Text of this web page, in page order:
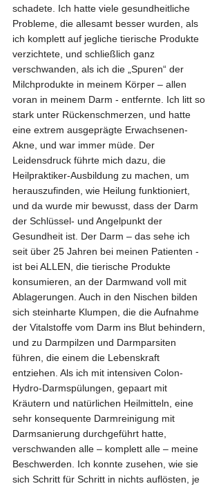
schadete. Ich hatte viele gesundheitliche
Probleme, die allesamt besser wurden, als
ich komplett auf jegliche tierische Produkte
verzichtete, und schließlich ganz
verschwanden, als ich die „Spuren“ der
Milchprodukte in meinem Körper – allen
voran in meinem Darm - entfernte. Ich litt so
stark unter Rückenschmerzen, und hatte
eine extrem ausgeprägte Erwachsenen-
Akne, und war immer müde. Der
Leidensdruck führte mich dazu, die
Heilpraktiker-Ausbildung zu machen, um
herauszufinden, wie Heilung funktioniert,
und da wurde mir bewusst, dass der Darm
der Schlüssel- und Angelpunkt der
Gesundheit ist. Der Darm – das sehe ich
seit über 25 Jahren bei meinen Patienten -
ist bei ALLEN, die tierische Produkte
konsumieren, an der Darmwand voll mit
Ablagerungen. Auch in den Nischen bilden
sich steinharte Klumpen, die die Aufnahme
der Vitalstoffe vom Darm ins Blut behindern,
und zu Darmpilzen und Darmparsiten
führen, die einem die Lebenskraft
entziehen. Als ich mit intensiven Colon-
Hydro-Darmspülungen, gepaart mit
Kräutern und natürlichen Heilmitteln, eine
sehr konsequente Darmreinigung mit
Darmsanierung durchgeführt hatte,
verschwanden alle – komplett alle – meine
Beschwerden. Ich konnte zusehen, wie sie
sich Schritt für Schritt in nichts auflösten, je